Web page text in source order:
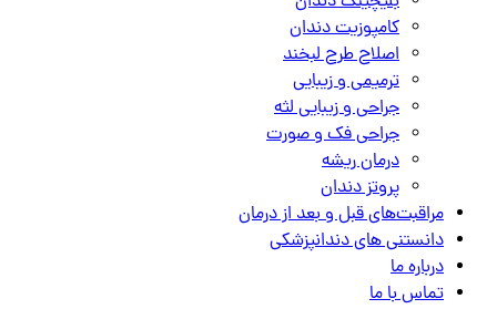
کامپوزیت دندان
اصلاح طرح لبخند
ترمیمی و زیبایی
جراحی و زیبایی لثه
جراحی فک و صورت
درمان ریشه
پروتز دندان
مراقبت‌های قبل و بعد از درمان
دانستنی های دندانپزشکی
درباره ما
تماس با ما